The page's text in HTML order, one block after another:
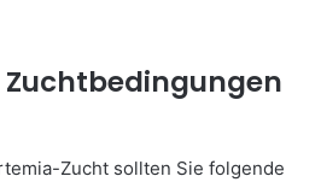
Zucht sollten Sie folgende